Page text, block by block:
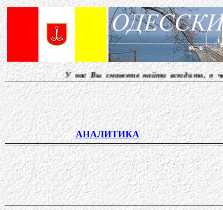
У нас Вы сможете найти всегда то, о чем другие
АНАЛИТИКА